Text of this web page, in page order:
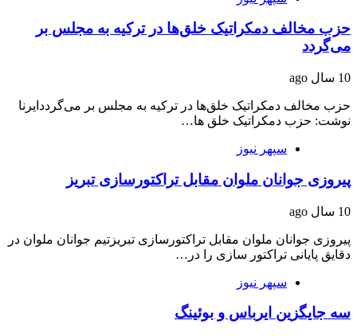
حزب مخالف دمکراتیک خلق‌ها در ترکیه به مجلس بر
می‌گردد
10 سال ago
حزب مخالف دمکراتیک خلق‌ها در ترکیه به مجلس بر می‌گرددایرنا
نوشت: حزب دمکراتیک خلق ها…
سپهر نیوز
پیروزی جوانان ملوان مقابل تراکتورسازی تبریز
10 سال ago
پیروزی جوانان ملوان مقابل تراکتورسازی تبریزتیم جوانان ملوان در
دقایق پایانی تراکتور سازی را در…
سپهر نیوز
سه جایگزین ایرباس و بوئینگ